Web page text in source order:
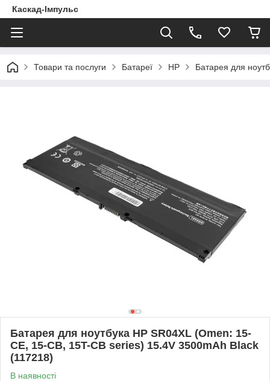
Каскад-Імпульс
Товари та послуги Батареї HP Батарея для
Батарея для ноутбука HP SR04XL (Omen: 15-
CE, 15-CB, 15T-CB series) 15.4V 3500mAh Black
(117218)
В наявності